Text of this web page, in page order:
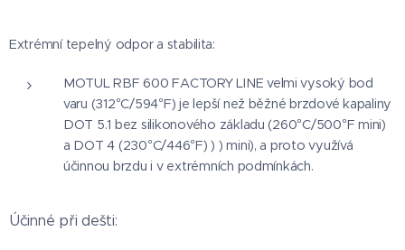
Extrémní tepelný odpor a stabilita:
MOTUL RBF 600 FACTORY LINE velmi vysoký bod
varu (312°C/594°F) je lepší než běžné brzdové kapaliny
DOT 5.1 bez silikonového základu (260°C/500°F mini)
a DOT 4 (230°C/446°F) ) ) mini), a proto využívá
účinnou brzdu i v extrémních podmínkách.
Účinné při dešti: